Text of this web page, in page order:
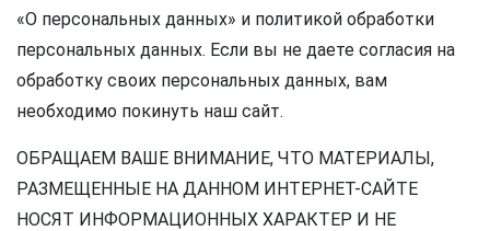
«О персональных данных» и политикой обработки
персональных данных. Если вы не даете согласия на
обработку своих персональных данных, вам
необходимо покинуть наш сайт.
ОБРАЩАЕМ ВАШЕ ВНИМАНИЕ, ЧТО МАТЕРИАЛЫ,
РАЗМЕЩЕННЫЕ НА ДАННОМ ИНТЕРНЕТ-САЙТЕ
НОСЯТ ИНФОРМАЦИОННЫХ ХАРАКТЕР И НЕ